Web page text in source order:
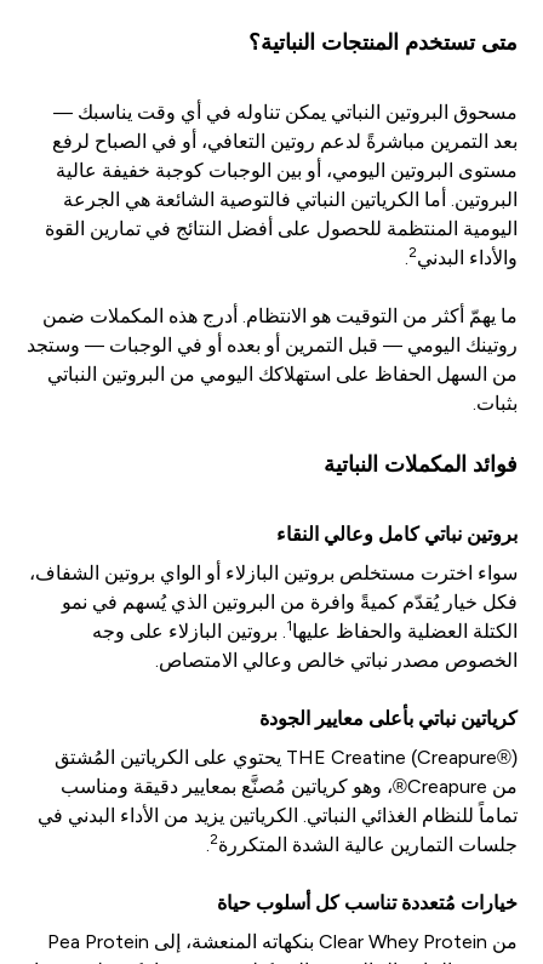
متى تستخدم المنتجات النباتية؟
مسحوق البروتين النباتي يمكن تناوله في أي وقت يناسبك —
بعد التمرين مباشرةً لدعم روتين التعافي، أو في الصباح لرفع
مستوى البروتين اليومي، أو بين الوجبات كوجبة خفيفة عالية
البروتين. أما الكرياتين النباتي فالتوصية الشائعة هي الجرعة
اليومية المنتظمة للحصول على أفضل النتائج في تمارين القوة
والأداء البدني2
.
ما يهمّ أكثر من التوقيت هو الانتظام. أدرج هذه المكملات ضمن
روتينك اليومي — قبل التمرين أو بعده أو في الوجبات — وستجد
من السهل الحفاظ على استهلاكك اليومي من البروتين النباتي
بثبات.
فوائد المكملات النباتية
بروتين نباتي كامل وعالي النقاء
سواء اخترت مستخلص بروتين البازلاء أو الواي بروتين الشفاف،
فكل خيار يُقدّم كميةً وافرة من البروتين الذي يُسهم في نمو
الكتلة العضلية والحفاظ عليها1. بروتين البازلاء على وجه
الخصوص مصدر نباتي خالص وعالي الامتصاص.
كرياتين نباتي بأعلى معايير الجودة
THE Creatine (Creapure®) يحتوي على الكرياتين المُشتق
من Creapure®، وهو كرياتين مُصنَّع بمعايير دقيقة ومناسب
تماماً للنظام الغذائي النباتي. الكرياتين يزيد من الأداء البدني في
جلسات التمارين عالية الشدة المتكررة2
.
خيارات مُتعددة تناسب كل أسلوب حياة
من Clear Whey Protein بنكهاته المنعشة، إلى Pea Protein